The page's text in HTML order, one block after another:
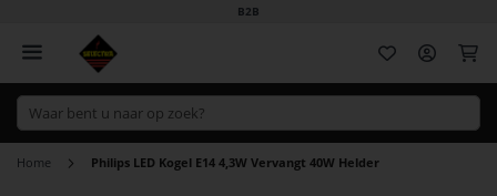
B2B
Home Philips LED Kogel E14 4,3W Vervangt 40W Helder